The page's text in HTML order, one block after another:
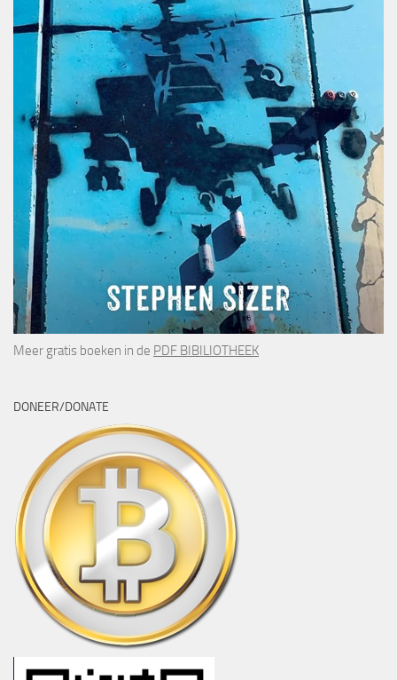
Meer gratis boeken in de PDF BIBILIOTHEEK
DONEER/DONATE